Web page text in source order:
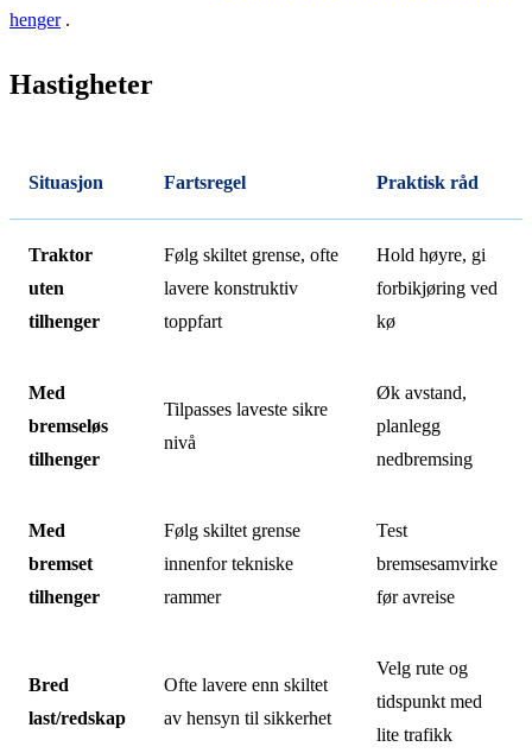
henger.
Hastigheter
Situasjon Fartsregel Praktisk råd
Traktor
uten
tilhenger
Følg skiltet grense, ofte
lavere konstruktiv
toppfart
Hold høyre, gi
forbikjøring ved
kø
Med
bremseløs
tilhenger
Tilpasses laveste sikre
nivå
Øk avstand,
planlegg
nedbremsing
Med
bremset
tilhenger
Følg skiltet grense
innenfor tekniske
rammer
Test
bremsesamvirke
før avreise
Bred
last/redskap
Ofte lavere enn skiltet
av hensyn til sikkerhet
Velg rute og
tidspunkt med
lite trafikk